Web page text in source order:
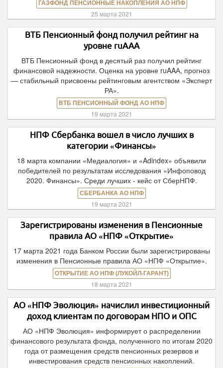
ГАЗФОНД ПЕНСИОННЫЕ НАКОПЛЕНИЯ АО НПФ
25 марта 2021
ВТБ Пенсионный фонд получил рейтинг на
уровне ruAAА
ВТБ Пенсионный фонд в десятый раз получил рейтинг
финансовой надежности. Оценка на уровне ruAAА, прогноз
— стабильный присвоены рейтинговым агентством «Эксперт
РА».
ВТБ ПЕНСИОННЫЙ ФОНД АО НПФ
19 марта 2021
НПФ Сбербанка вошел в число лучших в
категории «Финансы»
18 марта компании «Медиалогия» и «Adindex» объявили
победителей по результатам исследования «Инфоповод
2020. Финансы». Среди лучших - кейс от СберНПФ.
СБЕРБАНКА АО НПФ
19 марта 2021
Зарегистрированы изменения в Пенсионные
правила АО «НПФ «Открытие»
17 марта 2021 года Банком России были зарегистрированы
изменения в Пенсионные правила АО «НПФ «Открытие».
ОТКРЫТИЕ АО НПФ (ЛУКОЙЛ-ГАРАНТ)
18 марта 2021
АО «НПФ Эволюция» начислил инвестиционный
доход клиентам по договорам НПО и ОПС
АО «НПФ Эволюция» информирует о распределении
финансового результата фонда, полученного по итогам 2020
года от размещения средств пенсионных резервов и
инвестирования средств пенсионных накоплений.